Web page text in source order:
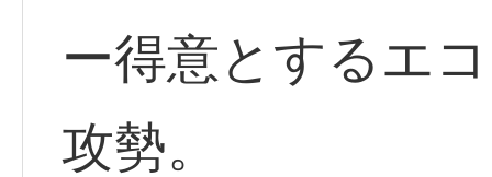
ー得意とするエ
攻勢。